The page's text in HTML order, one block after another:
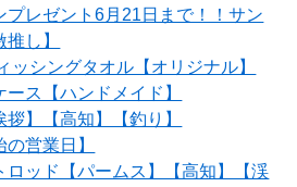
プレゼント6月21日まで！！サン
し】
ッシングタオル【オリジナル】
ース【ハンドメイド】
】【高知】【釣り】
の営業日】
ロッド【パームス】【高知】【渓